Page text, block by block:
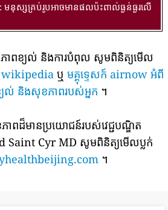
មនុស្សគ្រប់រូបអាចមានផលប៉ះពាល់ធ្ងន់ធ្ងរលើ
ាពខ្យល់ និងការបំពុល សូមពិនិត្យមើល
wikipedia ឬ មគ្គុទ្ទេសក៍ airnow អំពី
ល់ និងសុខភាពរបស់អ្នក ។
ាពដ៏មានប្រយោជន៍របស់វេជ្ជបណ្ឌិត
Saint Cyr MD សូមពិនិត្យមើលប្លក់
។